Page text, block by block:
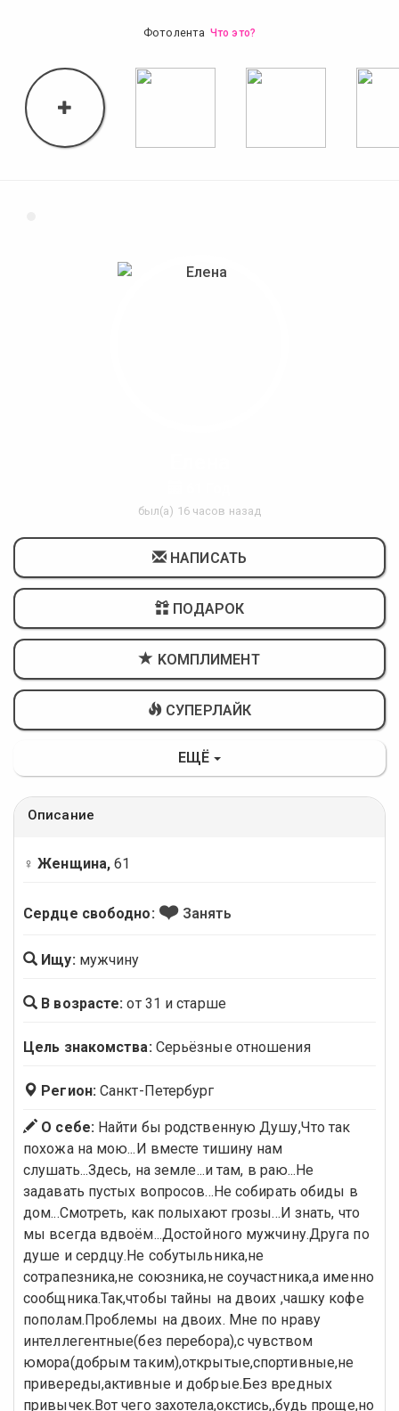
Фотолента Что это?
был(а) 16 часов назад
НАПИСАТЬ
ПОДАРОК
KОМПЛИМЕНТ
СУПЕРЛАЙК
ЕЩЁ
Описание
♀ Женщина, 61
Сердце свободно: ❤️Занять
Ищу: мужчину
В возрасте: от 31 и старше
Цель знакомства: Серьёзные отношения
Регион: Санкт-Петербург
О себе:Найти бы родственную Душу,Что так
похожа на мою...И вместе тишину нам
слушать...Здесь, на земле...и там, в раю...Не
задавать пустых вопросов...Не собирать обиды в
дом...Смотреть, как полыхают грозы...И знать, что
мы всегда вдвоём...Достойного мужчину.Друга по
душе и сердцу.Не собутыльника,не
сотрапезника,не союзника,не соучастника,а именно
сообщника.Так,чтобы тайны на двоих ,чашку кофе
пополам.Проблемы на двоих. Мне по нраву
интеллегентные(без перебора),с чувством
юмора(добрым таким),открытые,спортивные,не
привереды,активные и добрые.Без вредных
привычек.Вот чего захотела,окстись,,будь проще,но